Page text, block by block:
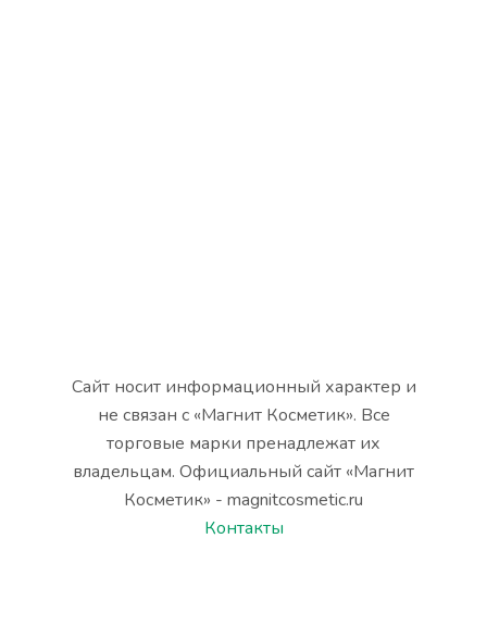
Сайт носит информационный характер и
не связан с «Магнит Косметик». Все
торговые марки пренадлежат их
владельцам. Официальный сайт «Магнит
Косметик» - magnitcosmetic.ru
Контакты